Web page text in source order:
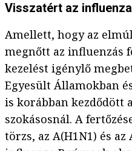
Visszatért az influenza
Amellett, hogy az
megnőtt az influenzás
kezelést igénylő
Egyesült Államokban
is korábban kezdődött
szokásosnál. A
törzs, az A(H1N1) és